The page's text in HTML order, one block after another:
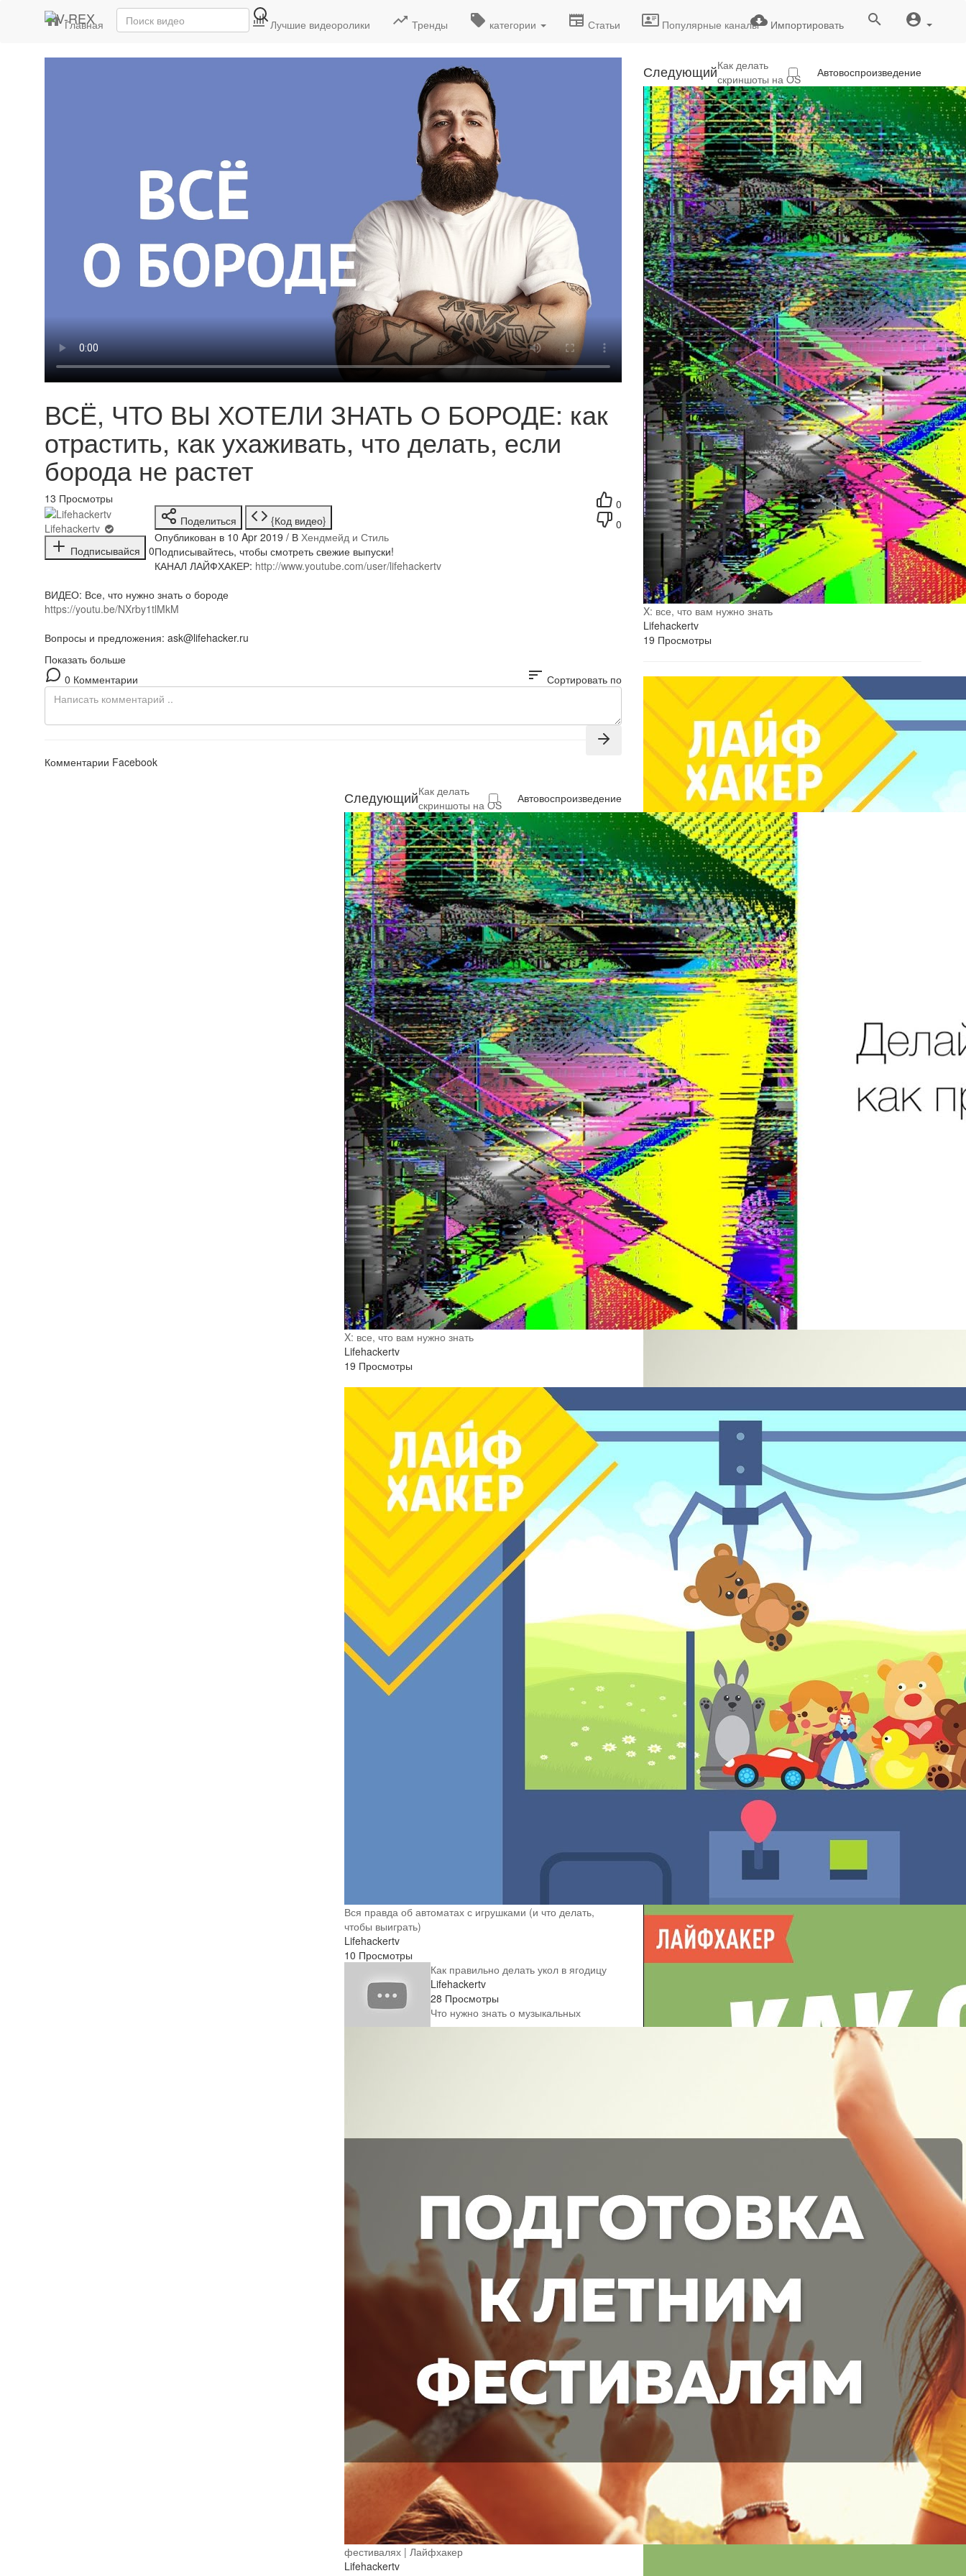
Импортировать
Главная Последние видео Лучшие видеоролики Тренды категории Статьи Популярные каналы
Следующий Автовоспроизведение
Как делать
скриншоты на OS
X: все, что вам нужно знать
Lifehackertv
19 Просмотры
Вся правда об автоматах с игрушками (и что делать,
чтобы выиграть)
Lifehackertv
10 Просмотры
Как правильно делать укол в ягодицу
Lifehackertv
28 Просмотры
Что нужно знать о музыкальных
фестивалях | Лайфхакер
Lifehackertv
22 Просмотры
Если дома холодно: как согреться без отопления
Lifehackertv
20 Просмотры
ВСЁ, ЧТО ВЫ ХОТЕЛИ ЗНАТЬ О БОРОДЕ: как
отрастить, как ухаживать, что делать, если
борода не растет
0
0
13 Просмотры
Lifehackertv
Подписывайся
0
Поделиться
{Код видео}
Опубликован в 10 Apr 2019 / В Хендмейд и Стиль
Подписывайтесь, чтобы смотреть свежие выпуски!
КАНАЛ ЛАЙФХАКЕР: http://www.youtube.com/user/lifehackertv
ВИДЕО: Все, что нужно знать о бороде
https://youtu.be/NXrby1tlMkM
Вопросы и предложения: ask@lifehacker.ru
Показать больше
0 Комментарии
sort Сортировать по
Комментарии Facebook
Следующий Автовоспроизведение
Как делать
скриншоты на OS
X: все, что вам нужно знать
Lifehackertv
19 Просмотры
Вся правда об автоматах с игрушками (и что делать,
чтобы выиграть)
Lifehackertv
10 Просмотры
Как правильно делать укол в ягодицу
Lifehackertv
28 Просмотры
Что нужно знать о музыкальных
фестивалях | Лайфхакер
Lifehackertv